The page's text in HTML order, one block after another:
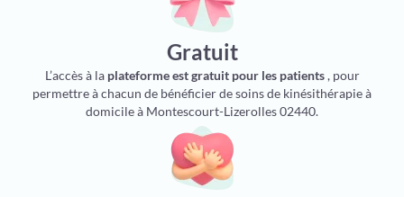
Gratuit
L’accès à la plateforme est gratuit pour les patients, pour
permettre à chacun de bénéficier de soins de kinésithérapie à
domicile à Montescourt-Lizerolles 02440.